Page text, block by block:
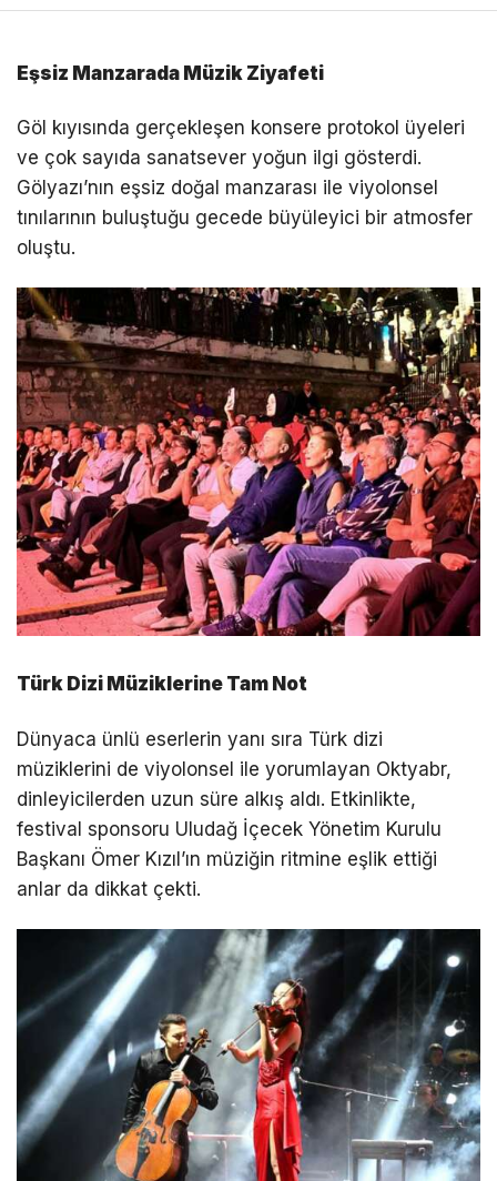
Eşsiz Manzarada Müzik Ziyafeti
Göl kıyısında gerçekleşen konsere protokol üyeleri
ve çok sayıda sanatsever yoğun ilgi gösterdi.
Gölyazı’nın eşsiz doğal manzarası ile viyolonsel
tınılarının buluştuğu gecede büyüleyici bir atmosfer
oluştu.
Türk Dizi Müziklerine Tam Not
Dünyaca ünlü eserlerin yanı sıra Türk dizi
müziklerini de viyolonsel ile yorumlayan Oktyabr,
dinleyicilerden uzun süre alkış aldı. Etkinlikte,
festival sponsoru Uludağ İçecek Yönetim Kurulu
Başkanı Ömer Kızıl’ın müziğin ritmine eşlik ettiği
anlar da dikkat çekti.